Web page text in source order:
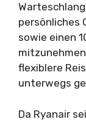
persönliches
sowie einen
flexiblere
unterwegs
Da Ryanair